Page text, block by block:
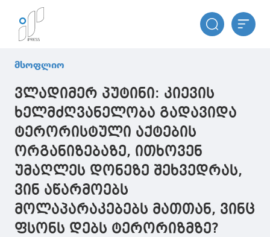
მსოფლიო
ვლადიმერ პუტინი: კიევის
ხელმძღვანელობა გადავიდა
ტერორისტული აქტების
ორგანიზებაზე, ითხოვენ
უმაღლეს დონეზე შეხვედრას,
ვინ აწარმოებს
მოლაპარაკებებს მათთან, ვინც
ფსონს დებს ტერორიზმზე?